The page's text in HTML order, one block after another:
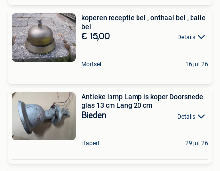
koperen receptie bel , onthaal bel , balie
bel
€ 15,00 Details
Mortsel 16 jul 26
Antieke lamp Lamp is koper Doorsnede
glas 13 cm Lang 20 cm
Bieden Details
Hapert 29 jul 26